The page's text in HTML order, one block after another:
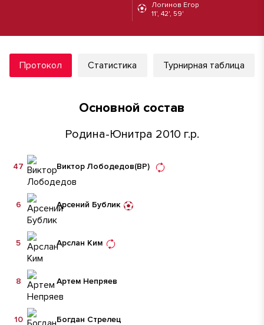
Логинов Егор
11', 42', 59'
Протокол Статистика Турнирная таблица
Основной состав
Родина-Юнитра 2010 г.р.
Виктор Лободедов(ВР)
47
Арсений Бублик
6
Арслан Ким
5
Артем Непряев
8
Богдан Стрелец
10